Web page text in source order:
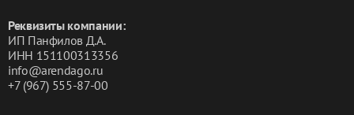
Реквизиты компании:
ИП Панфилов Д.А.
ИНН 151100313356
info@arendago.ru
+7 (967) 555-87-00